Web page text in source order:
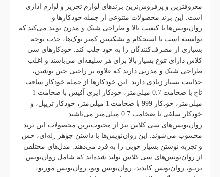
معروفترین و پرفروش‌ترین برندهای لوازم تحریر و لوازم اداری
است. این برند محصولات متنوعی از جمله خودکارها و
روان‌نویس‌ها با کیفیت بالا و طراحی شیک و مدرن تولید می‌کند که
توانسته است با استحکام و نشکستن کمتر نوک‌ها، جذب توجه
بسیاری از مصرف‌کنندگان را به خود جلب کند. خودکارهای سی
کلاس دارای تنوع بسیار بالا برای هر سلیقه‌ای می‌باشند و اغلب
طراحی شیک و مدرنی دارند که علاوه بر راحتی حین نوشتن،
جذابیت بسیار زیادی دارند. این خودکارها از جمله خودکار سافت
تاچ با ضخامت 0.7 میلی‌متر، خودکار ایزی آفیس با ضخامت 1
میلی‌متر، خودکار 999 با ضخامت 1 میلی‌متر، خودکار تریپل، و
خودکار سلفی با ضخامت 0.7 میلی‌متر می‌باشند.
روان‌نویس‌های سی کلاس نیز از محبوب‌ترین محصولات این برند
محسوب می‌شوند. این روان‌نویس‌ها با داشتن جوهر ژله‌ای، حس
و تجربه نوشتن بسیار خوبی را به فرد می‌دهند. مدل‌های مختلفی
از روان‌نویس‌های سی کلاس تولید شده‌اند که شامل روان‌نویس
بریلو، روان‌نویس کاندید، روان‌نویس ویو، روان‌نویس مورنو،